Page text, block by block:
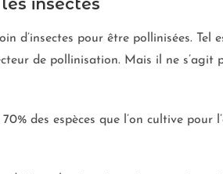
insectes
d’insectes pour être pollinisées. Tel
de pollinisation. Mais il ne
des espèces que l’on cultive